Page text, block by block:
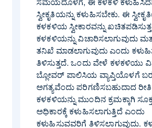
ಸ್ವೀಕೃತಿಯನ್ನು ಕಳುಹಿಸಬೇಕು. ಈ
ಕಳಕಳಿಯ ಸ್ವೀಕಾರವನ್ನು
ಕಳಕಳಿಯನ್ನು ವಿಚಾರಿಸಲಾಗುವುದು
ತನಿಖೆ ಮಾಡಲಾಗುವುದು ಎಂದು
ತಿಳಿಸುತ್ತದೆ. ಒಂದು ವೇಳೆ ಕಳಕಳಿಯು
ಬ್ಲೋವರ್ ಪಾಲಿಸಿಯ ವ್ಯಾಪ್ತಿಯೊಳಗೆ
ಅಗತ್ಯವೆಂದು ಪರಿಗಣಿಸಬಹುದಾದ
ಕಳಕಳಿಯನ್ನು ಮುಂದಿನ ಕ್ರಮಕ್ಕಾಗಿ
ಅಧಿಕಾರಕ್ಕೆ ಕಳುಹಿಸಲಾಗುತ್ತಿದೆ ಎಂದು
ಕಳುಹಿಸುವವರಿಗೆ ತಿಳಿಸಲಾಗುವುದು.